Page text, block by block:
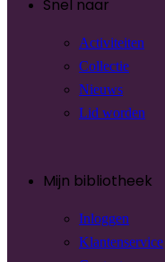
Snel naar
Activiteiten
Collectie
Nieuws
Lid worden
Mijn bibliotheek
Inloggen
Klantenservice